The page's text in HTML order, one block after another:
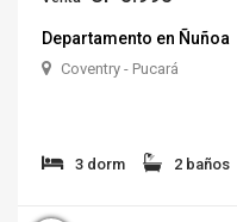
Departamento en Ñuñoa
Coventry - Pucará
3 dorm 2 baños